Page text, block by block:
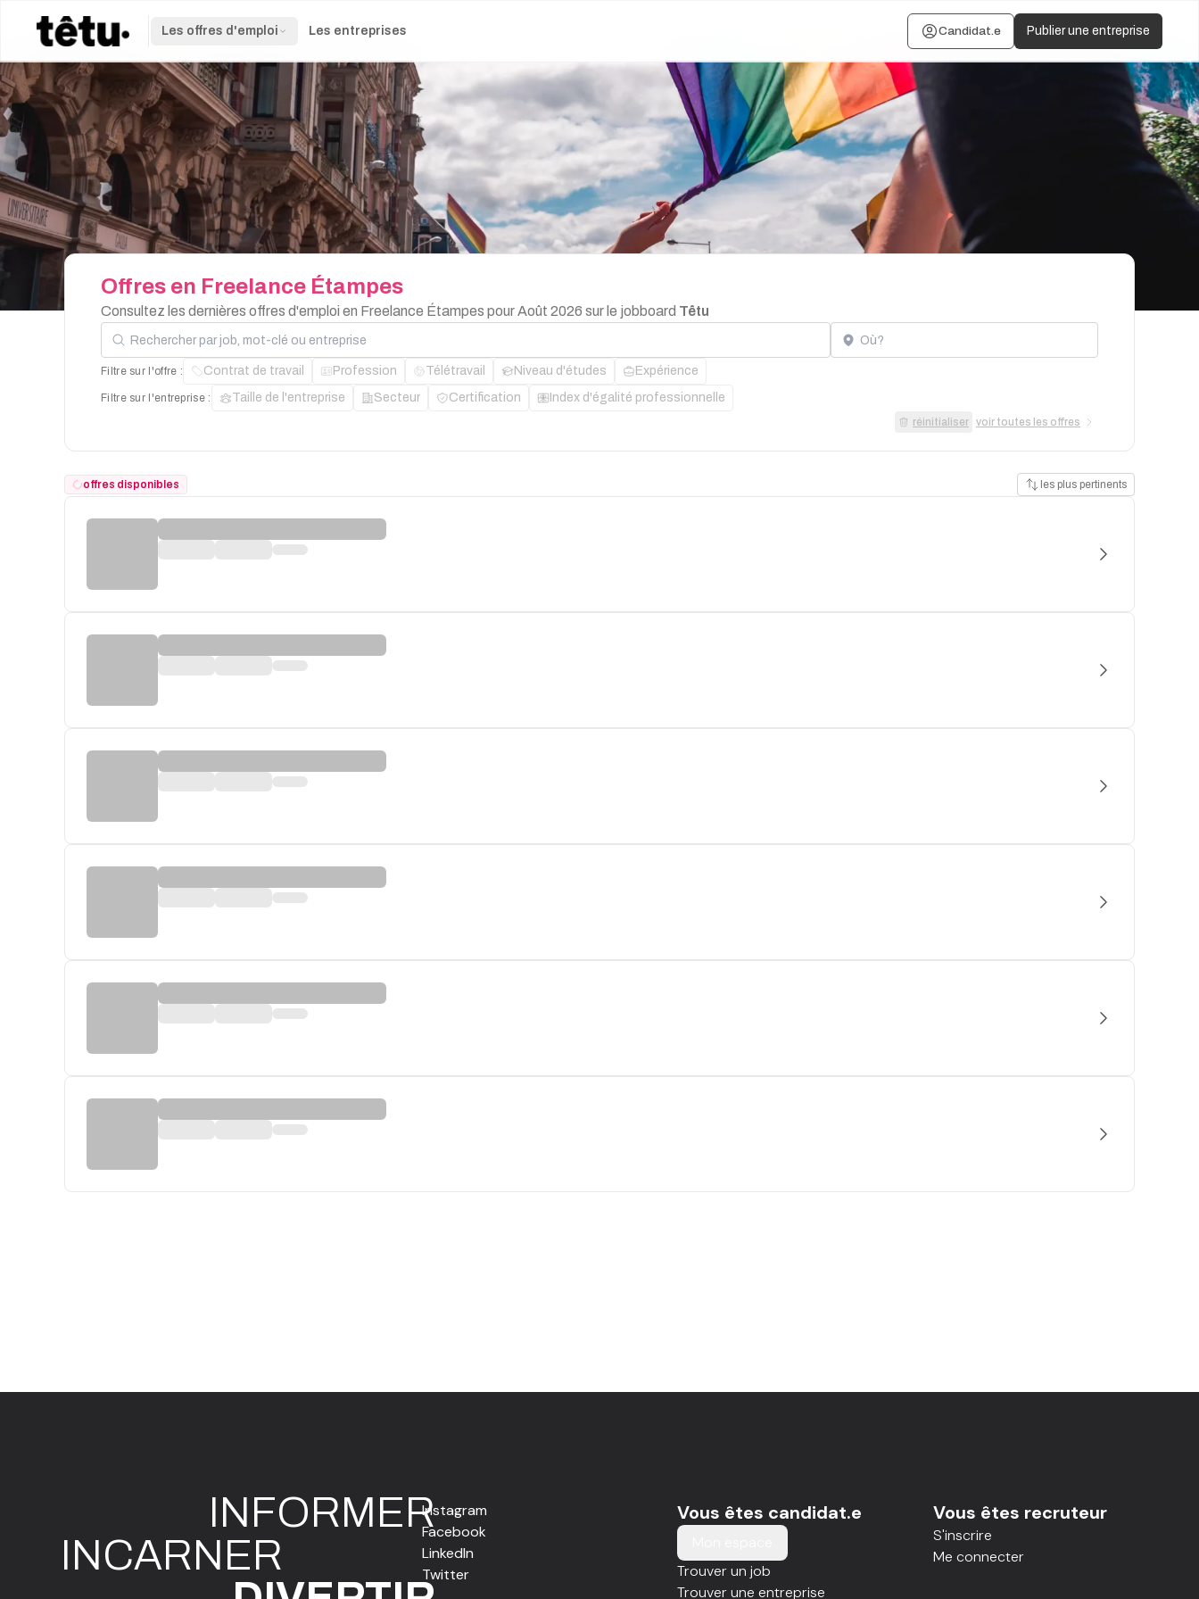
Les offres d'emploi Les entreprises Candidat.e Publier une entreprise
Offres en Freelance Étampes
Consultez les dernières offres d'emploi en Freelance Étampes pour Août 2026 sur le jobboard Têtu
Rechercher par job, mot-clé ou entreprise Localisation
Filtre sur l'offre : Contrat de travail Profession Télétravail Niveau d'études Expérience
Filtre sur l'entreprise : Taille de l'entreprise Secteur Certification Index d'égalité professionnelle
réinitialiser voir toutes les offres
offres disponibles les plus pertinents
INFORMER
INCARNER
Instagram
Facebook
LinkedIn
Twitter
Vous êtes candidat.e
Trouver un job
Trouver une entreprise
Vous êtes recruteur
S'inscrire
Me connecter